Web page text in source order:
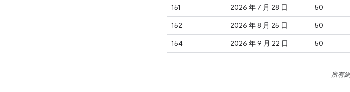
151
2026 年 7 月 28 日 50
152
2026 年 8 月 25 日 50
154
2026 年 9 月 22 日 50
所有